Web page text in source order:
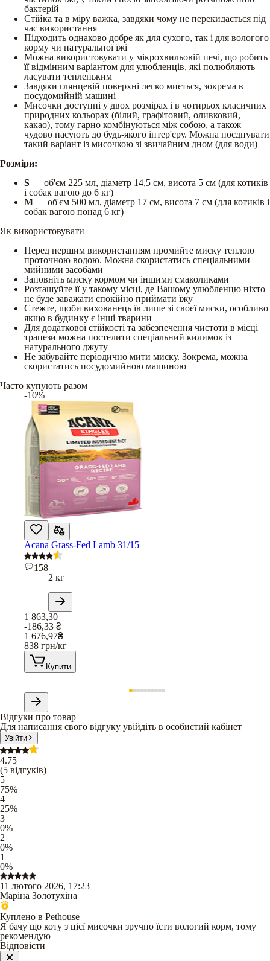
бактерій
Стійка та в міру важка, завдяки чому не перекидається під
час використання
Підходить однаково добре як для сухого, так і для вологого
корму чи натуральної їжі
Можна використовувати у мікрохвильовій печі, що робить
її відмінним варіантом для улюбленців, які полюбляють
ласувати тепленьким
Завдяки глянцевій поверхні легко миється, зокрема в
посудомийній машині
Мисочки доступні у двох розмірах і в чотирьох класичних
природних кольорах (білий, графітовий, оливковий,
какао), тому гарно комбінуються між собою, а також
чудово пасують до будь-якого інтер'єру. Можна поєднувати
такий варіант із мисочкою зі звичайним дном (для води)
Розміри:
S — об'єм 225 мл, діаметр 14,5 см, висота 5 см (для котиків
і собак вагою до 6 кг)
M — об'єм 500 мл, діаметр 17 см, висота 7 см (для котиків і
собак вагою понад 6 кг)
Як використовувати
Перед першим використанням промийте миску теплою
проточною водою. Можна скористатись спеціальними
мийними засобами
Заповніть миску кормом чи іншими смаколиками
Розташуйте її у такому місці, де Вашому улюбленцю ніхто
не буде заважати спокійно приймати їжу
Стежте, щоби вихованець їв лише зі своєї миски, особливо
якщо в будинку є інші тварини
Для додаткової стійкості та забезпечення чистоти в місці
трапези можна постелити спеціальний килимок із
натурального джуту
Не забувайте періодично мити миску. Зокрема, можна
скористатись посудомийною машиною
Часто купують разом
-10%
Acana Grass-Fed Lamb 31/15
158
2 кг
1 863,30
-186,33 ₴
1 676,97₴
838 грн/кг
Купити
Відгуки про товар
Для написання свого відгуку увійдіть в особистий кабінет
Увійти
4.75
(5 відгуків)
5
75%
4
25%
3
0%
2
0%
1
0%
11 лютого 2026, 17:23
Маріна Золотухіна
Куплено в Pethouse
Я бачу що коту з цієї мисочки зручно їсти вологий корм, тому
рекомендую
Відповісти